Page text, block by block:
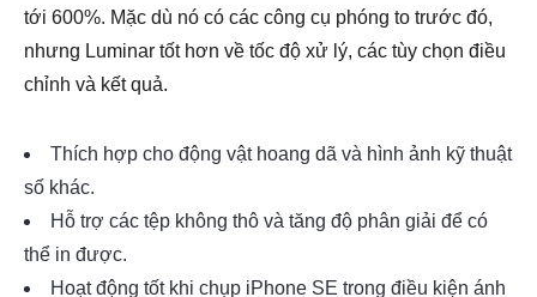
tới 600%. Mặc dù nó có các công cụ phóng to trước đó,
nhưng Luminar tốt hơn về tốc độ xử lý, các tùy chọn điều
chỉnh và kết quả.
Thích hợp cho động vật hoang dã và hình ảnh kỹ thuật
số khác.
Hỗ trợ các tệp không thô và tăng độ phân giải để có
thể in được.
Hoạt động tốt khi chụp iPhone SE trong điều kiện ánh